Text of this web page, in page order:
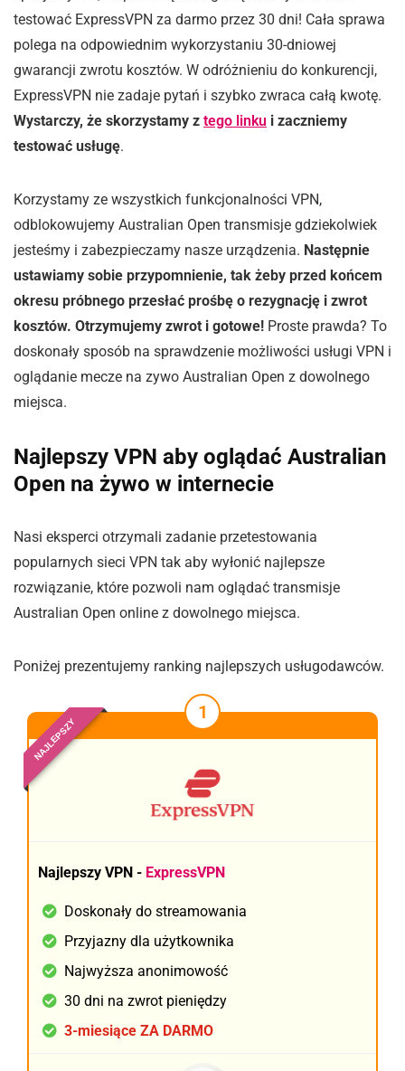
testować ExpressVPN za darmo przez 30 dni! Cała sprawa
polega na odpowiednim wykorzystaniu 30-dniowej
gwarancji zwrotu kosztów. W odróżnieniu do konkurencji,
ExpressVPN nie zadaje pytań i szybko zwraca całą kwotę.
Wystarczy, że skorzystamy z tego linku i zaczniemy
testować usługę.
Korzystamy ze wszystkich funkcjonalności VPN,
odblokowujemy Australian Open transmisje gdziekolwiek
jesteśmy i zabezpieczamy nasze urządzenia. Następnie
ustawiamy sobie przypomnienie, tak żeby przed końcem
okresu próbnego przesłać prośbę o rezygnację i zwrot
kosztów. Otrzymujemy zwrot i gotowe! Proste prawda? To
doskonały sposób na sprawdzenie możliwości usługi VPN i
oglądanie mecze na zywo Australian Open z dowolnego
miejsca.
Najlepszy VPN aby oglądać Australian
Open na żywo w internecie
Nasi eksperci otrzymali zadanie przetestowania
popularnych sieci VPN tak aby wyłonić najlepsze
rozwiązanie, które pozwoli nam oglądać transmisje
Australian Open online z dowolnego miejsca.
Poniżej prezentujemy ranking najlepszych usługodawców.
NAJLEPSZY
1
Najlepszy VPN - ExpressVPN
Doskonały do streamowania
Przyjazny dla użytkownika
Najwyższa anonimowość
30 dni na zwrot pieniędzy
3-miesiące ZA DARMO